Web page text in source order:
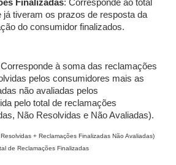
Finalizadas: Corresponde ao total
já tiveram os prazos de resposta da
do consumidor finalizados.
à soma das reclamações
pelos consumidores mais as
não avaliadas pelos
pelo total de reclamações
Não Resolvidas e Não Avaliadas).
+ Reclamações Finalizadas Não Avaliadas)
de Reclamações Finalizadas